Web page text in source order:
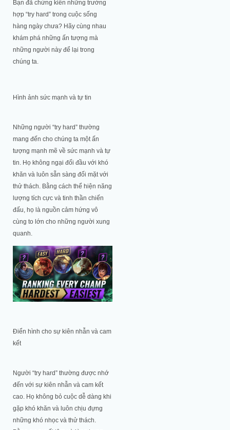
Bạn đã chứng kiến những trường
hợp “try hard” trong cuộc sống
hàng ngày chưa? Hãy cùng nhau
khám phá những ấn tượng mà
những người này để lại trong
chúng ta.
Hình ảnh sức mạnh và tự tin
Những người “try hard” thường
mang đến cho chúng ta một ấn
tượng mạnh mẽ về sức mạnh và tự
tin. Họ không ngại đối đầu với khó
khăn và luôn sẵn sàng đối mặt với
thử thách. Bằng cách thể hiện năng
lượng tích cực và tinh thần chiến
đấu, họ là nguồn cảm hứng vô
cùng to lớn cho những người xung
quanh.
Điển hình cho sự kiên nhẫn và cam
kết
Người “try hard” thường được nhớ
đến với sự kiên nhẫn và cam kết
cao. Họ không bỏ cuộc dễ dàng khi
gặp khó khăn và luôn chịu đựng
những khó nhọc và thử thách.